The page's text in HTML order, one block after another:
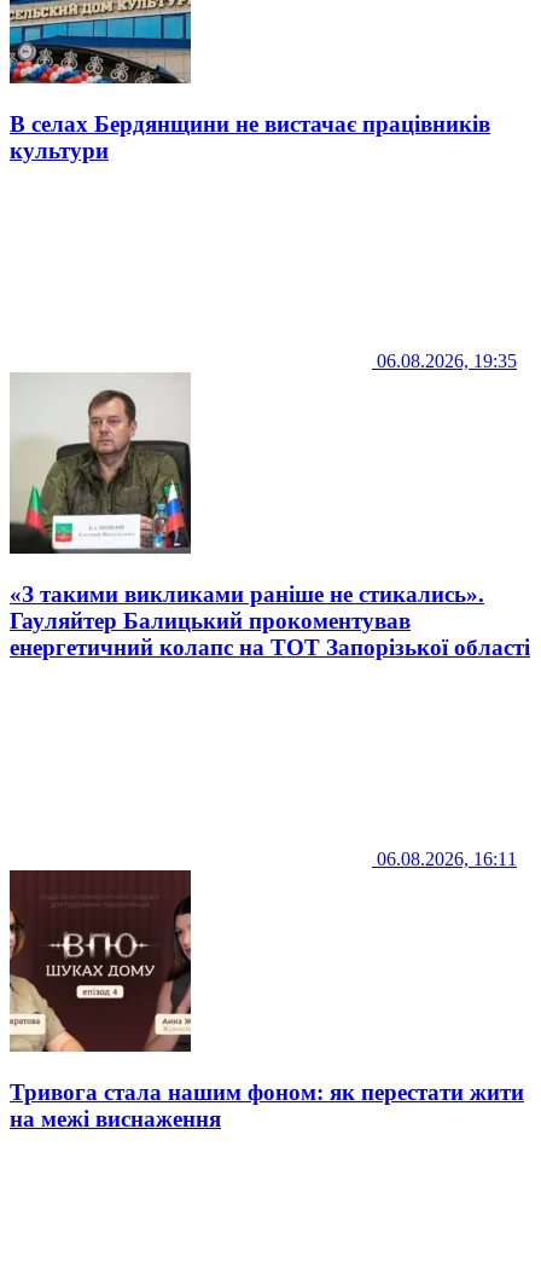
В селах Бердянщини не вистачає працівників
культури
06.08.2026, 19:35
«З такими викликами раніше не стикались».
Гауляйтер Балицький прокоментував
енергетичний колапс на ТОТ Запорізької області
06.08.2026, 16:11
Тривога стала нашим фоном: як перестати жити
на межі виснаження